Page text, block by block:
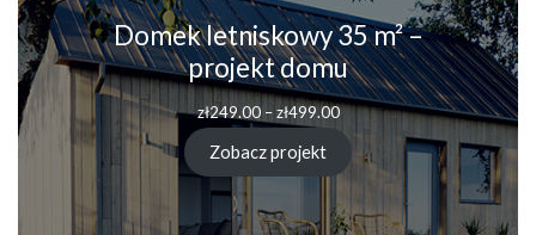
Domek letniskowy 35 m² –
projekt domu
zł249.00 – zł499.00
Zobacz projekt